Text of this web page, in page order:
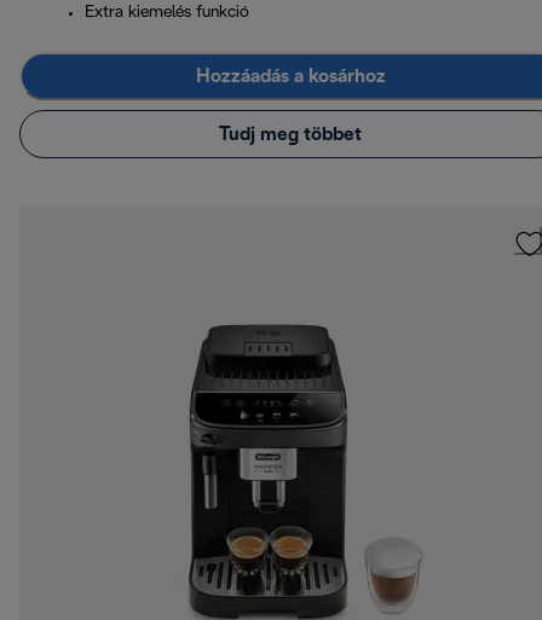
Extra kiemelés funkció
Hozzáadás a kosárhoz
Tudj meg többet